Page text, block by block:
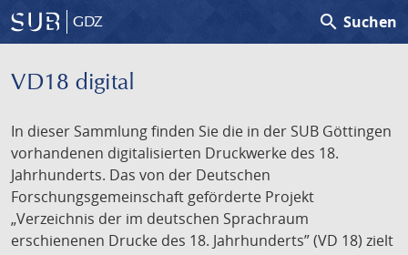
GDZ search Suchen
VD18 digital
In dieser Sammlung finden Sie die in der SUB Göttingen
vorhandenen digitalisierten Druckwerke des 18.
Jahrhunderts. Das von der Deutschen
Forschungsgemeinschaft geförderte Projekt
„Verzeichnis der im deutschen Sprachraum
erschienenen Drucke des 18. Jahrhunderts” (VD 18) zielt